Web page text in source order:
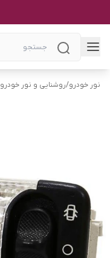
نور خودرو/روشنایی و نور خودرو